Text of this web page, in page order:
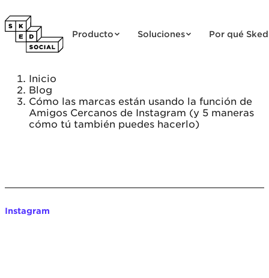
Producto Soluciones Por qué Sked
Inicio
Blog
Cómo las marcas están usando la función de
Amigos Cercanos de Instagram (y 5 maneras
cómo tú también puedes hacerlo)
Instagram